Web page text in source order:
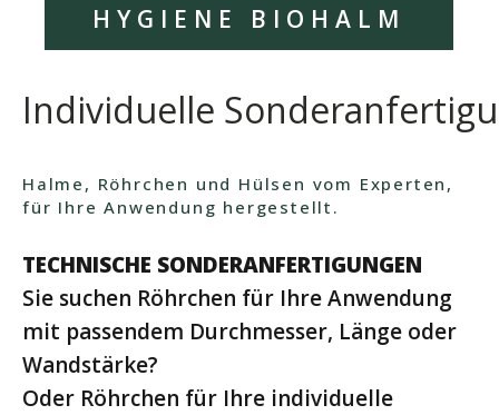
HYGIENE BIOHALM
Individuelle
Halme, Röhrchen und Hülsen vom Experten,
für Ihre Anwendung hergestellt.
TECHNISCHE SONDERANFERTIGUNGEN
Sie suchen Röhrchen für Ihre Anwendung
mit passendem Durchmesser, Länge oder
Wandstärke?
Oder Röhrchen für Ihre individuelle